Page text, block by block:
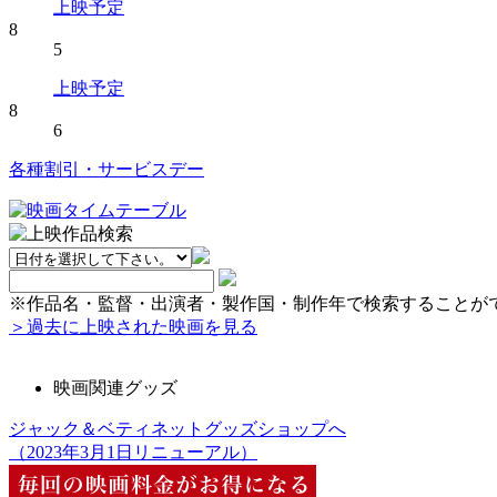
上映予定
8
5
上映予定
8
6
各種割引・サービスデー
※作品名・監督・出演者・製作国・制作年で検索することが
＞過去に上映された映画を見る
映画関連グッズ
ジャック＆ベティネットグッズショップへ
（2023年3月1日リニューアル）